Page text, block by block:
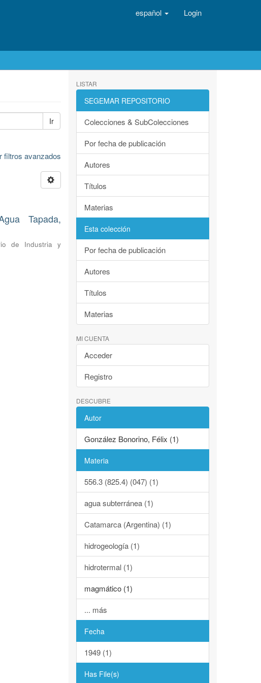
español Login
Ir
filtros avanzados
Tapada,
de Industria y
LISTAR
SEGEMAR REPOSITORIO
Colecciones & SubColecciones
Por fecha de publicación
Autores
Títulos
Materias
Esta colección
Por fecha de publicación
Autores
Títulos
Materias
MI CUENTA
Acceder
Registro
DESCUBRE
Autor
González Bonorino, Félix (1)
Materia
556.3 (825.4) (047) (1)
agua subterránea (1)
Catamarca (Argentina) (1)
hidrogeología (1)
hidrotermal (1)
magmático (1)
... más
Fecha
1949 (1)
Has File(s)